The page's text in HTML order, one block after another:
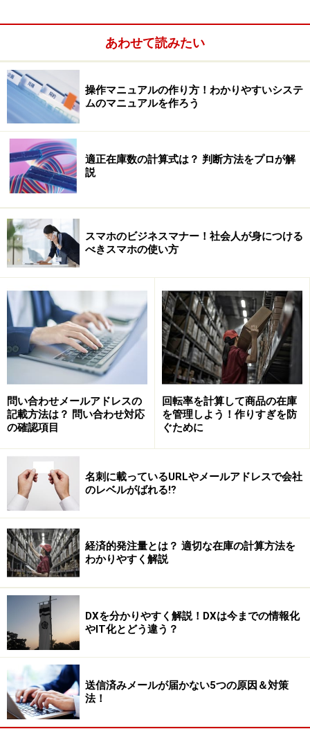
う。銀行側にある程度、口座を通じて商取引の入出金が
分かるようにしておきます。銀行としても口座の範囲内
になりますが事業の状況がわかりますので、融資の相談
にのってくれます。
特に融資を受けている銀行には売掛金の入金口座や定期
預金口座は開かず、別の銀行にしましょう。融資の返済
が遅れ始めると相殺されてしまい、余計に運転資金が足
りなくなるおそれがあります。
売掛金、買掛金の補助科目を設定します
※記事内容は執筆時点のものです。最新の内容をご確認くださ
い。
次のページへ
あわせて読みたい
操作マニュアルの作り方！わかりやすいシステ
ムのマニュアルを作ろう
適正在庫数の計算式は？ 判断方法をプロが解
説
スマホのビジネスマナー！社会人が身につける
べきスマホの使い方
問い合わせメールアドレスの
記載方法は？ 問い合わせ対応
の確認項目
回転率を計算して商品の在庫
を管理しよう！作りすぎを防
ぐために
名刺に載っているURLやメールアドレスで会社
のレベルがばれる⁉
経済的発注量とは？ 適切な在庫の計算方法を
わかりやすく解説
DXを分かりやすく解説！DXは今までの情報化
やIT化とどう違う？
送信済みメールが届かない5つの原因＆対策
法！